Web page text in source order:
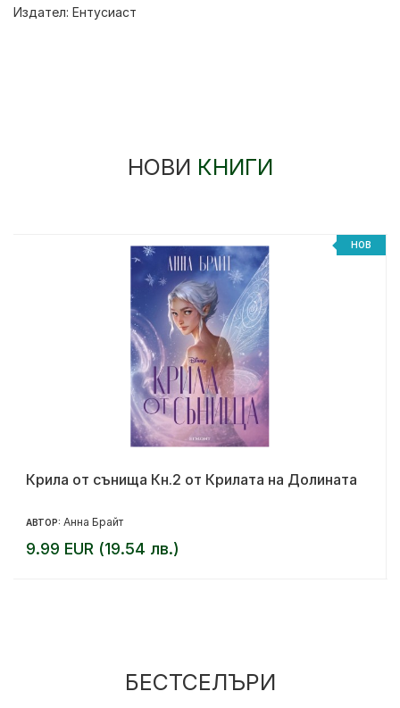
Издател: Ентусиаст
НОВИ КНИГИ
НОВ
Крила от сънища Кн.2 от Крилата на Долината
АВТОР: Анна Брайт
9.99 EUR (19.54 лв.)
БЕСТСЕЛЪРИ